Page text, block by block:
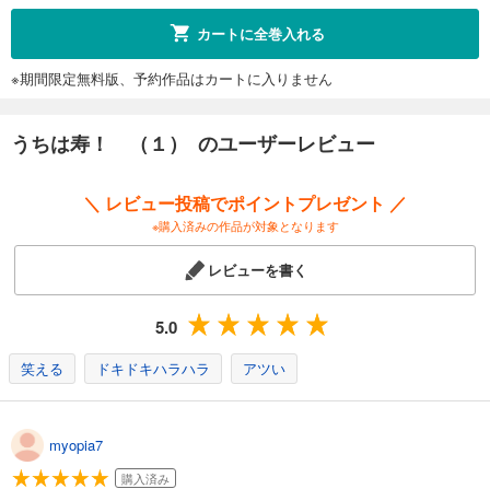
カートに全巻入れる
※期間限定無料版、予約作品はカートに入りません
うちは寿！ （１） のユーザーレビュー
＼ レビュー投稿でポイントプレゼント ／
※購入済みの作品が対象となります
レビューを書く
5.0
笑える ドキドキハラハラ アツい
myopia7
購入済み